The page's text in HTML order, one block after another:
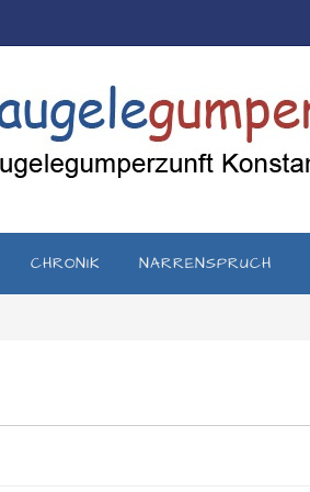
CHRONIK NARRENSPRUCH